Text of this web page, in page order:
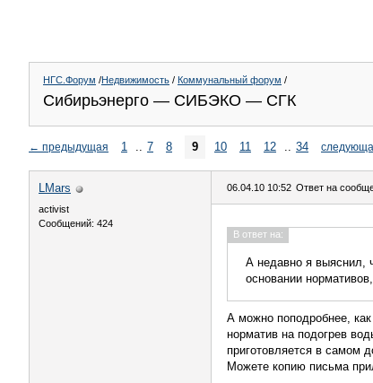
НГС.Форум /Недвижимость / Коммунальный форум /
Сибирьэнерго — СИБЭКО — СГК
← предыдущая 1 .. 7 8 9 10 11 12 .. 34
LMars
activist
Сообщений: 424
06.04.10 10:52 Ответ на
В ответ на:
А недавно я выяснил,
основании
А можно поподробнее,
норматив на подогрев
приготовляется в самом
Можете копию письма